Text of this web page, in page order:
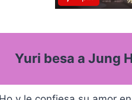
Yuri besa a Jung